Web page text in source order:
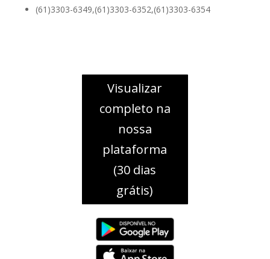
(61)3303-6349,(61)3303-6352,(61)3303-6354
Visualizar
completo na
nossa
plataforma
(30 dias
grátis)